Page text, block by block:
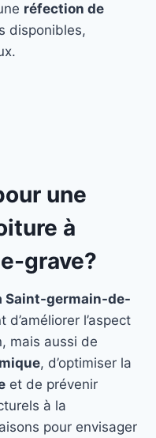
réfection de
disponibles,
une
à
grave?
Saint-germain-de-
l’aspect
mais aussi de
, d’optimiser la
et de prévenir
à la
pour envisager